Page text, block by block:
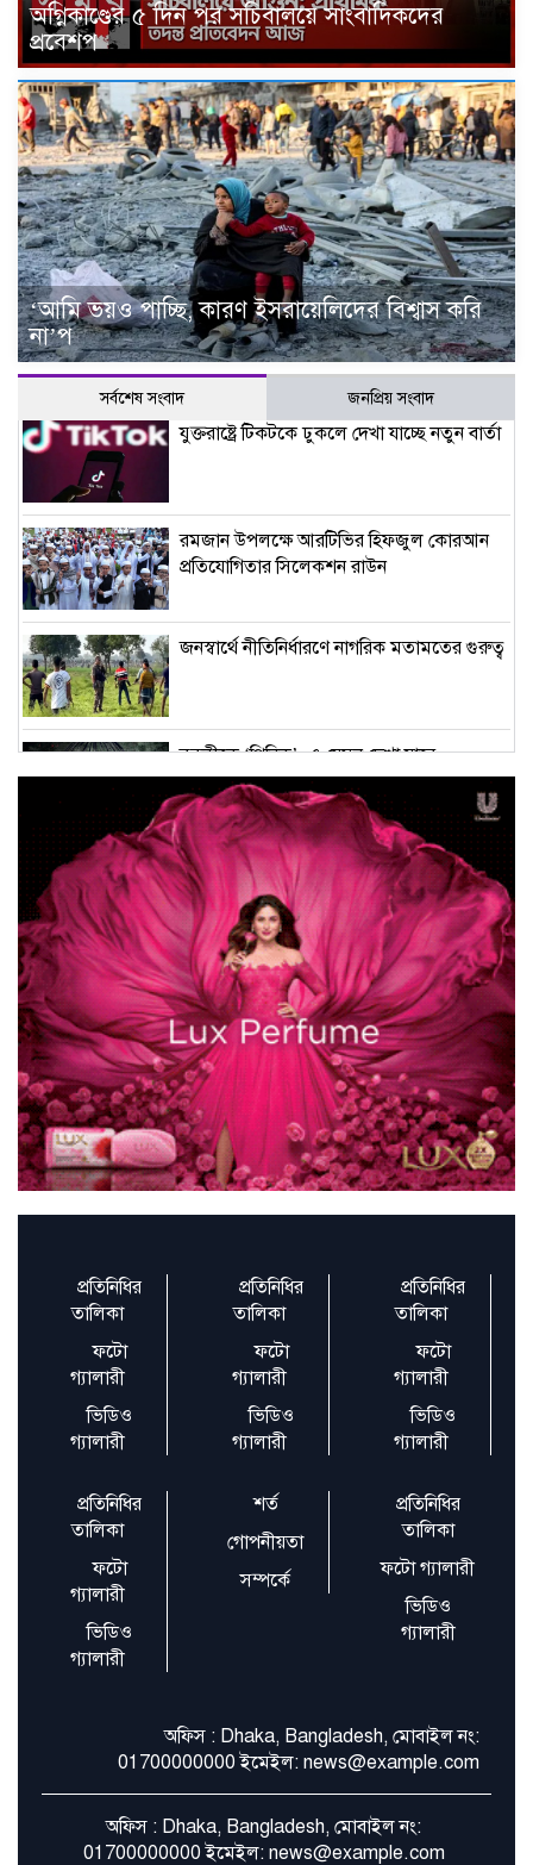
অগ্নিকাণ্ডের ৫ দিন পর সচিবালয়ে সাংবাদিকদের
প্রবেশপ
‘আমি ভয়ও পাচ্ছি, কারণ ইসরায়েলিদের বিশ্বাস করি
না’প
সর্বশেষ সংবাদ জনপ্রিয় সংবাদ
যুক্তরাষ্ট্রে টিকটকে ঢুকলে দেখা যাচ্ছে নতুন বার্তা
রমজান উপলক্ষে আরটিভির হিফজুল কোরআন
প্রতিযোগিতার সিলেকশন রাউন
জনস্বার্থে নীতিনির্ধারণে নাগরিক মতামতের গুরুত্ব
বুবলীকে ‘পিনিক’–এ যেমন দেখা যাবে
এটা স্কুল নয়, শাস্তিও নয়—বললেন ভারতের
প্রধান নির্বাচক
অবিবেচনাপ্রসূতভাবে ভ্যাটের হার বাড়ানো
হয়েছে: দেবপ্রিয়
আমি চুয়েটের শিক্ষার্থী, তাই আবেগ ও
দায়বদ্ধতাও বেশি : চুয়েটের
ভারতের সঙ্গে কথা হবে চোখে চোখ রেখে
স্বাস্থ্যকর জীবনযাপনে ছোট পরিবর্তনের বড়
প্রতিনিধির
তালিকা
ফটো
গ্যালারী
ভিডিও
গ্যালারী
প্রতিনিধির
তালিকা
ফটো
গ্যালারী
ভিডিও
গ্যালারী
প্রতিনিধির
তালিকা
ফটো
গ্যালারী
ভিডিও
গ্যালারী
প্রতিনিধির
তালিকা
ফটো
গ্যালারী
ভিডিও
গ্যালারী
শর্ত
গোপনীয়তা
সম্পর্কে
প্রতিনিধির
তালিকা
ফটো গ্যালারী
ভিডিও
গ্যালারী
অফিস : Dhaka, Bangladesh, মোবাইল নং:
01700000000 ইমেইল: news@example.com
অফিস : Dhaka, Bangladesh, মোবাইল নং:
01700000000 ইমেইল: news@example.com